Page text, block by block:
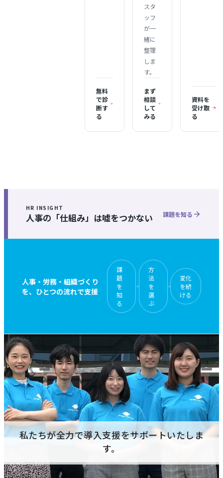
無料
で診
断す
る
スタ
ッフ
が一
緒に
整理
しま
す。
まず
相談
して
みる
資料を
受け取
る
HR INSIGHT
人事の「仕組み」は嘘をつかない 課題を知る
人事・労務・組織づくり
を、ひとつの流れで支援
課
題
を
知
る
方
法
を
選
ぶ
変化
を続
ける
私たちが全力で導入支援をサポートいたしま
す。